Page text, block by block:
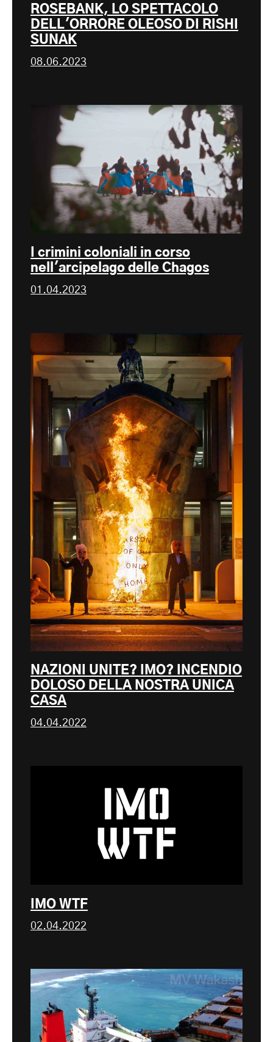
ROSEBANK, LO SPETTACOLO
DELL'ORRORE OLEOSO DI RISHI
SUNAK
08.06.2023
I crimini coloniali in corso
nell'arcipelago delle Chagos
01.04.2023
NAZIONI UNITE? IMO? INCENDIO
DOLOSO DELLA NOSTRA UNICA
CASA
04.04.2022
IMO WTF
02.04.2022